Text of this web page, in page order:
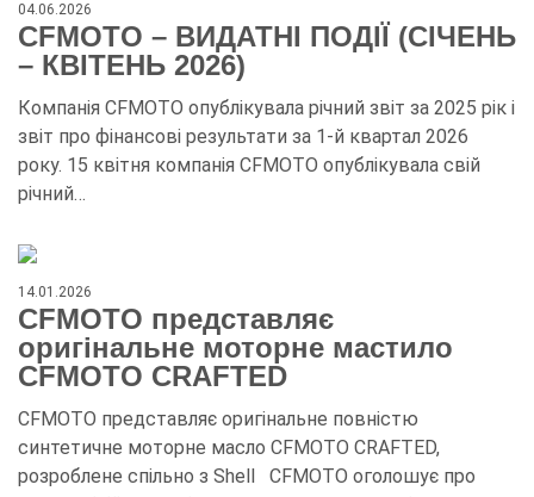
04.06.2026
CFMOTO – ВИДАТНІ ПОДІЇ (СІЧЕНЬ
– КВІТЕНЬ 2026)
Компанія CFMOTO опублікувала річний звіт за 2025 рік і
звіт про фінансові результати за 1-й квартал 2026
року. 15 квітня компанія CFMOTO опублікувала свій
річний…
14.01.2026
CFMOTO представляє
оригінальне моторне мастило
CFMOTO CRAFTED
CFMOTO представляє оригінальне повністю
синтетичне моторне масло CFMOTO CRAFTED,
розроблене спільно з Shell CFMOTO оголошує про